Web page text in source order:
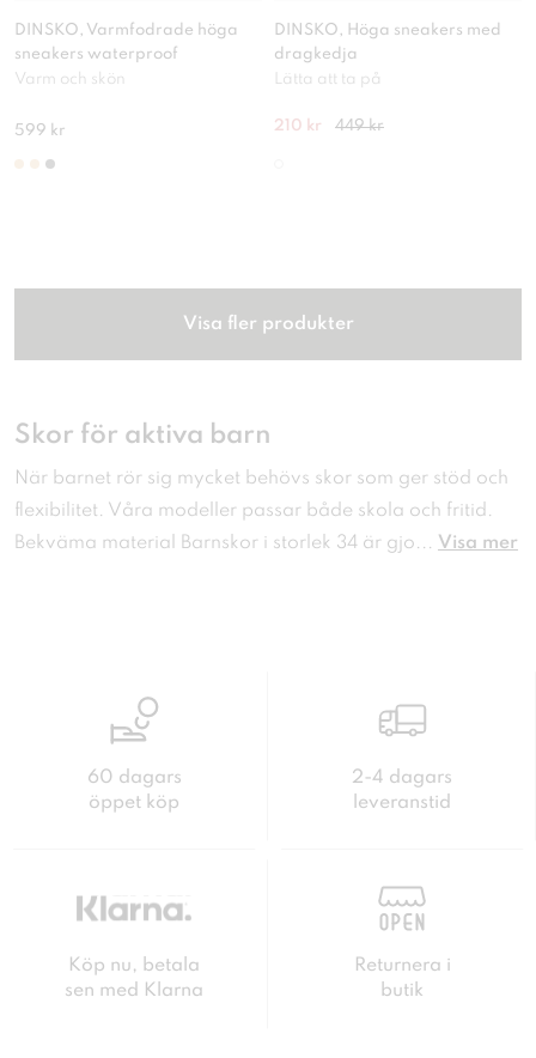
DINSKO, Varmfodrade höga
sneakers waterproof
Varm och skön
599 kr
DINSKO, Höga sneakers med
dragkedja
Lätta att ta på
210 kr 449 kr
Visa fler produkter
Skor för aktiva barn
När barnet rör sig mycket behövs skor som ger stöd och
flexibilitet. Våra modeller passar både skola och fritid.
Bekväma material Barnskor i storlek 34 är gjo... Visa mer
60 dagars
öppet köp
2-4 dagars
leveranstid
Köp nu, betala
sen med Klarna
Returnera i
butik